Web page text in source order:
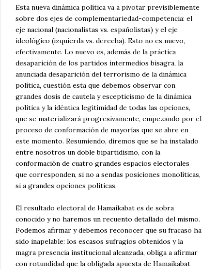
Esta nueva dinámica política va a pivotar previsiblemente
sobre dos ejes de complementariedad-competencia: el
eje nacional (nacionalistas vs. españolistas) y el eje
ideológico (izquierda vs. derecha). Esto no es nuevo,
efectivamente. Lo nuevo es, además de la práctica
desaparición de los partidos intermedios bisagra, la
anunciada desaparición del terrorismo de la dinámica
política, cuestión esta que debemos observar con
grandes dosis de cautela y escepticismo de la dinámica
política y la idéntica legitimidad de todas las opciones,
que se materializará progresivamente, empezando por el
proceso de conformación de mayorías que se abre en
este momento. Resumiendo, diremos que se ha instalado
entre nosotros un doble bipartidismo, con la
conformación de cuatro grandes espacios electorales
que corresponden, si no a sendas posiciones monolíticas,
si a grandes opciones políticas.
El resultado electoral de Hamaikabat es de sobra
conocido y no haremos un recuento detallado del mismo.
Podemos afirmar y debemos reconocer que su fracaso ha
sido inapelable: los escasos sufragios obtenidos y la
magra presencia institucional alcanzada, obliga a afirmar
con rotundidad que la obligada apuesta de Hamaikabat